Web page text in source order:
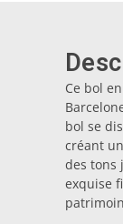
Ce bol
bol se
créant
des tons
exquise